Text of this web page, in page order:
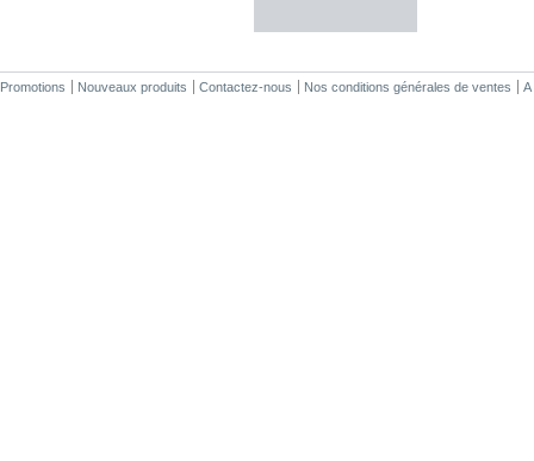
Promotions Nouveaux produits Contactez-nous Nos conditions générales de ventes A